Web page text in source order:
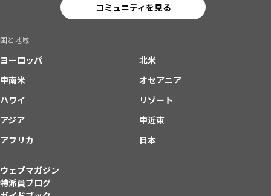
コミュニティを見る
国と地域
ヨーロッパ
北米
中南米
オセアニア
ハワイ
リゾート
アジア
中近東
アフリカ
日本
ウェブマガジン
特派員ブログ